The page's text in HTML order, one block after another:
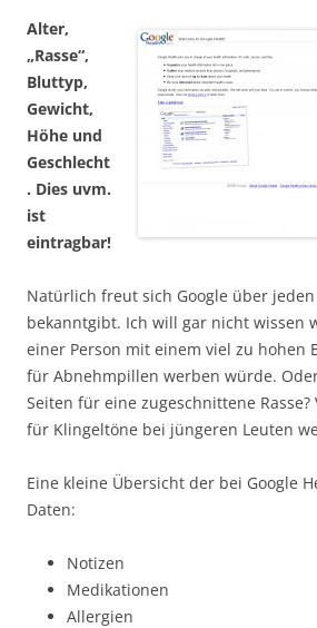
Alter,
„Rasse“,
Bluttyp,
Gewicht,
Höhe und
Geschlecht
. Dies uvm.
ist
eintragbar!
Natürlich freut sich Google über
bekanntgibt. Ich will gar nicht wissen
einer Person mit einem viel zu hohen
für Abnehmpillen werben würde.
Seiten für eine zugeschnittene
für Klingeltöne bei jüngeren Leuten
Eine kleine Übersicht der bei Google
Daten:
Notizen
Medikationen
Allergien